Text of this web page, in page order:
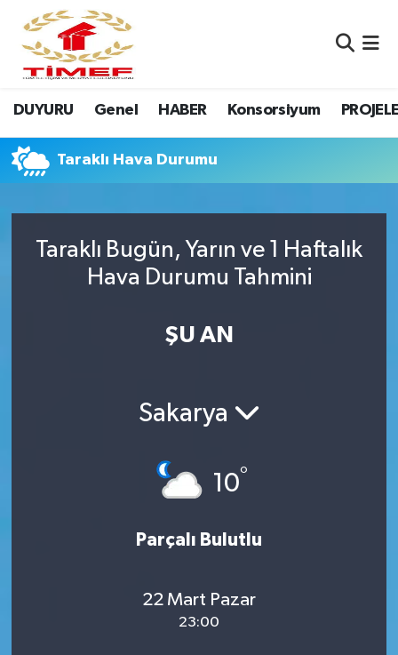
DUYURU Genel HABER Konsorsiyum
Taraklı Hava Durumu
Taraklı Bugün, Yarın ve 1 Haftalık
Hava Durumu Tahmini
ŞU AN
Sakarya
10°
Parçalı Bulutlu
22 Mart Pazar
23:00
Anasayfa Kutu
Anasayfa Manşet
Canlı Yayın
Erasmus
Nöbetçi Eczaneler
Hava Durumu
Namaz Vakitleri
Süper Lig Puan Durumu ve Fikstür
Son Dakika Haberleri